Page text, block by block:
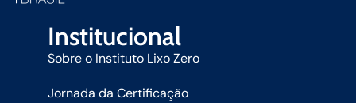
Institucional
Sobre o Instituto Lixo Zero
Jornada da Certificação